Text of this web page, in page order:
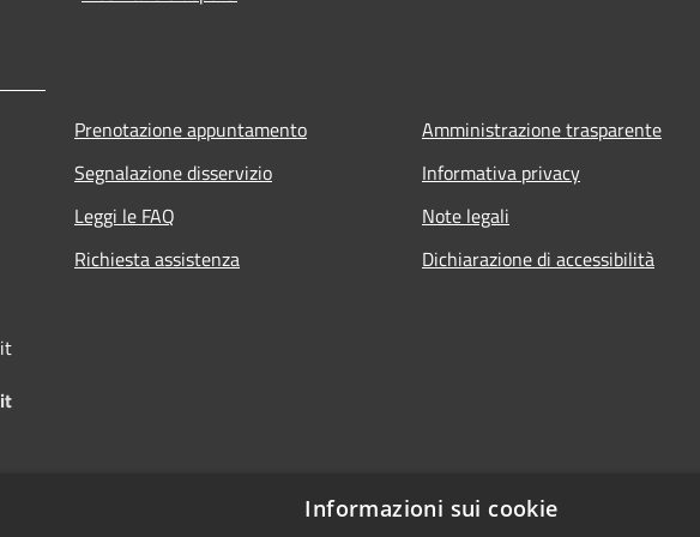
Prenotazione appuntamento
Segnalazione disservizio
Leggi le FAQ
Richiesta assistenza
Amministrazione trasparente
Informativa privacy
Note legali
Dichiarazione di accessibilità
Informazioni sui cookie